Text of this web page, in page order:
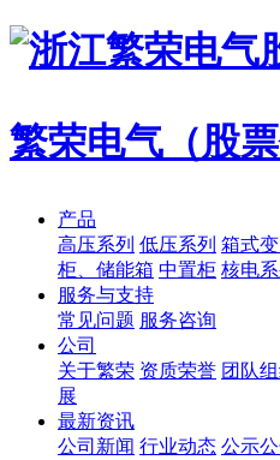
繁荣电气（股票
产品
高压系列 低压系列 箱式
柜、储能箱 中置柜 核电系
服务与支持
常见问题 服务咨询
公司
关于繁荣 资质荣誉 团队
展
最新资讯
公司新闻 行业动态 公示